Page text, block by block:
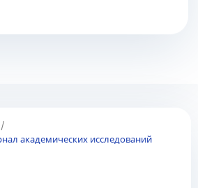
/
академических исследований